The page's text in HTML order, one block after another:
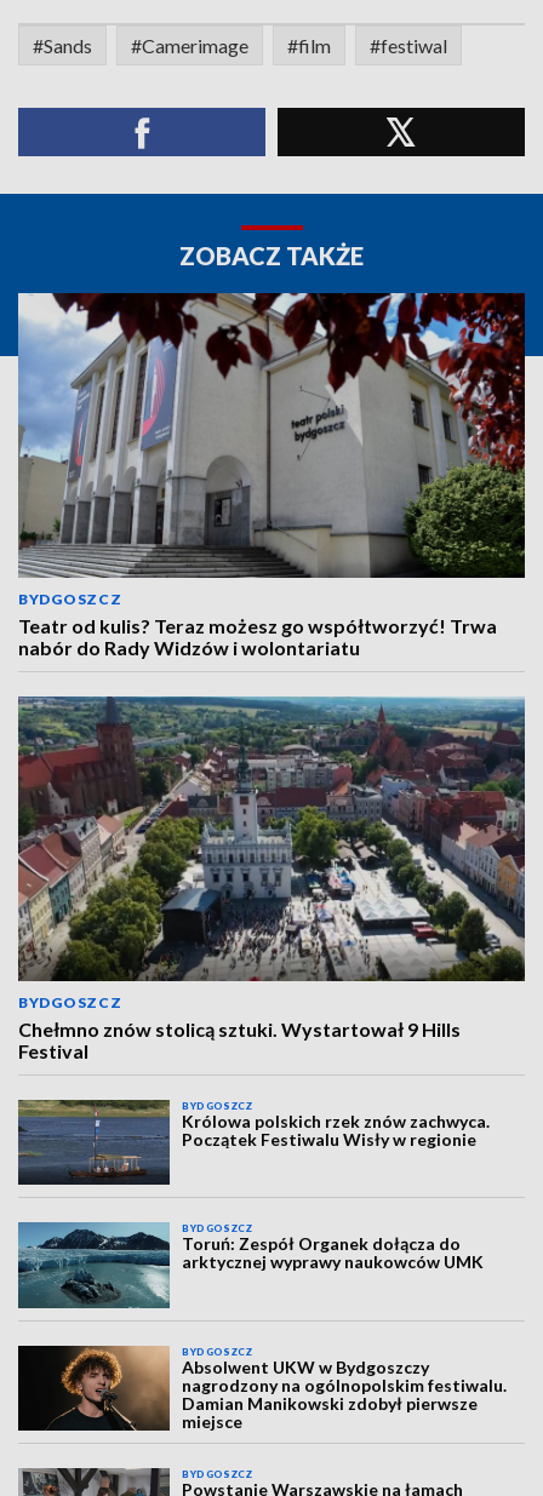
#Sands #Camerimage #film #festiwal
ZOBACZ TAKŻE
BYDGOSZCZ
Teatr od kulis? Teraz możesz go współtworzyć! Trwa
nabór do Rady Widzów i wolontariatu
BYDGOSZCZ
Chełmno znów stolicą sztuki. Wystartował 9 Hills
Festival
BYDGOSZCZ
Królowa polskich rzek znów zachwyca.
Początek Festiwalu Wisły w regionie
BYDGOSZCZ
Toruń: Zespół Organek dołącza do
arktycznej wyprawy naukowców UMK
BYDGOSZCZ
Absolwent UKW w Bydgoszczy
nagrodzony na ogólnopolskim festiwalu.
Damian Manikowski zdobył pierwsze
miejsce
BYDGOSZCZ
Powstanie Warszawskie na łamach